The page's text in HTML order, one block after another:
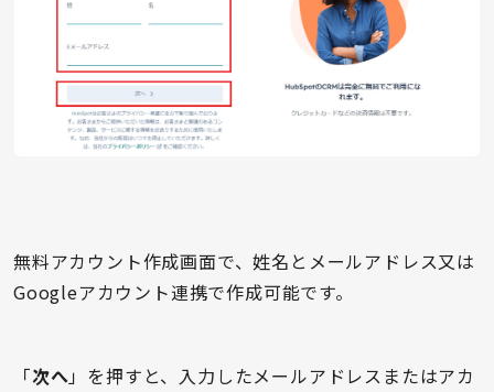
無料アカウント作成画面で、姓名とメールアドレス又は
Googleアカウント連携で作成可能です。
「次へ」を押すと、入力したメールアドレスまたはアカ